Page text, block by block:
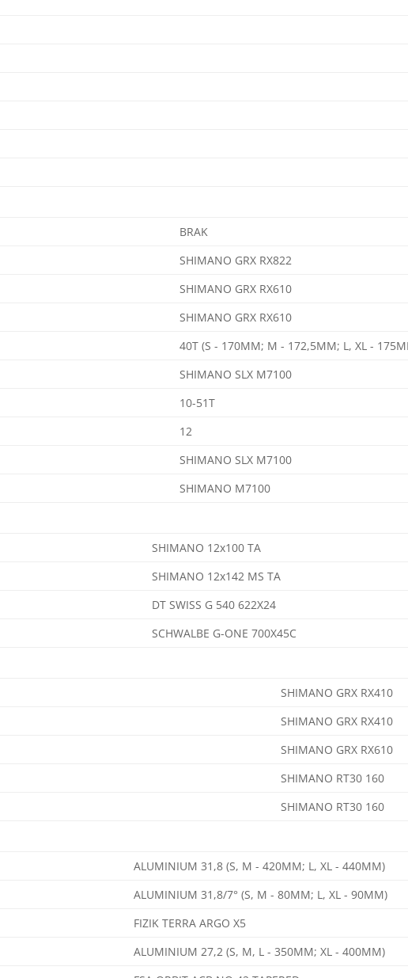
BRAK
SHIMANO GRX RX822
SHIMANO GRX RX610
SHIMANO GRX RX610
40T (S - 170MM; M - 172,5MM; L, XL -
SHIMANO SLX M7100
10-51T
12
SHIMANO SLX M7100
SHIMANO M7100
SHIMANO 12x100 TA
SHIMANO 12x142 MS TA
DT SWISS G 540 622X24
SCHWALBE G-ONE 700X45C
SHIMANO GRX RX410
SHIMANO GRX RX410
SHIMANO GRX RX610
SHIMANO RT30 160
SHIMANO RT30 160
ALUMINIUM 31,8 (S, M - 420MM; L, XL - 440MM)
ALUMINIUM 31,8/7° (S, M - 80MM; L, XL - 90MM)
FIZIK TERRA ARGO X5
ALUMINIUM 27,2 (S, M, L - 350MM; XL - 400MM)